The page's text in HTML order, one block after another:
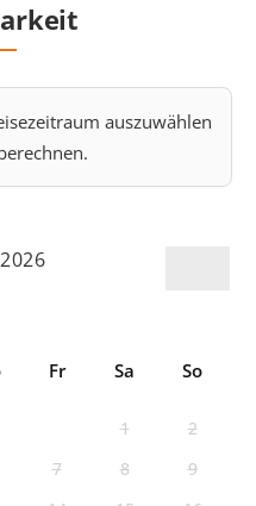
auszuwählen
2026
Fr Sa So
1
2
7 8
9